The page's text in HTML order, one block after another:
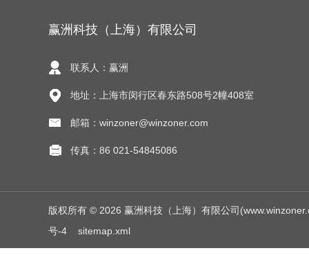
赢洲科技（上海）有限公司
联系人：赢洲
地址：上海市闵行区春东路508号2幢408室
邮箱：winzoner@winzoner.com
传真：86 021-54845086
版权所有 © 2026 赢洲科技（上海）有限公司
号-4
sitemap.xml